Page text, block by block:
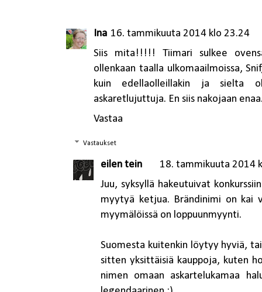
Ina 16. tammikuuta 2014 klo 23.24
Siis mita!!!!! Tiimari sulkee
ollenkaan taalla ulkomaailmoissa,
kuin edellaolleillakin ja sielta
askaretlujuttuja. En siis nakojaan
Vastaa
Vastaukset
eilen tein
18. tammikuuta 2014
Juu, syksyllä hakeutuivat
myytyä ketjua. Brändinimi on kai
myymälöissä on loppuunmyynti.
Suomesta kuitenkin löytyy hyviä,
sitten yksittäisiä kauppoja, kuten
nimen omaan askartelukamaa